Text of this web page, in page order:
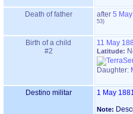
Death of father after 5
Birth of a child
#2
11 May
Latitude:
Daughter:
Destino militar 1 May
Note: